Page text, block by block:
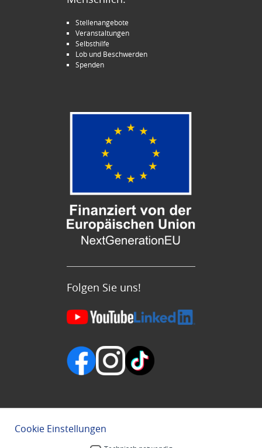
Stellenangebote
Veranstaltungen
Selbsthilfe
Lob und Beschwerden
Spenden
Folgen Sie uns!
Cookie Einstellungen